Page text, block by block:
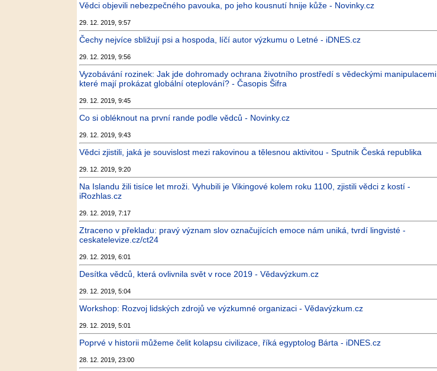
Vědci objevili nebezpečného pavouka, po jeho kousnutí hnije kůže - Novinky.cz
29. 12. 2019, 9:57
Čechy nejvíce sbližují psi a hospoda, líčí autor výzkumu o Letné - iDNES.cz
29. 12. 2019, 9:56
Vyzobávání rozinek: Jak jde dohromady ochrana životního prostředí s vědeckými manipulacemi,
které mají prokázat globální oteplování? - Časopis Šifra
29. 12. 2019, 9:45
Co si obléknout na první rande podle vědců - Novinky.cz
29. 12. 2019, 9:43
Vědci zjistili, jaká je souvislost mezi rakovinou a tělesnou aktivitou - Sputnik Česká republika
29. 12. 2019, 9:20
Na Islandu žili tisíce let mroži. Vyhubili je Vikingové kolem roku 1100, zjistili vědci z kostí -
iRozhlas.cz
29. 12. 2019, 7:17
Ztraceno v překladu: pravý význam slov označujících emoce nám uniká, tvrdí lingvisté -
ceskatelevize.cz/ct24
29. 12. 2019, 6:01
Desítka vědců, která ovlivnila svět v roce 2019 - Vědavýzkum.cz
29. 12. 2019, 5:04
Workshop: Rozvoj lidských zdrojů ve výzkumné organizaci - Vědavýzkum.cz
29. 12. 2019, 5:01
Poprvé v historii můžeme čelit kolapsu civilizace, říká egyptolog Bárta - iDNES.cz
28. 12. 2019, 23:00